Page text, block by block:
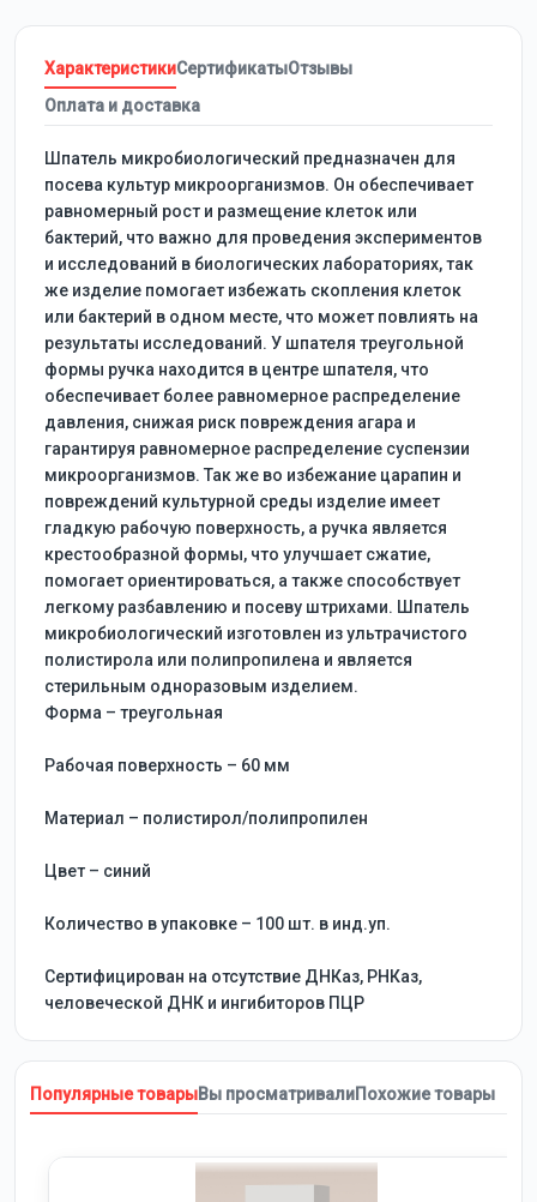
ХарактеристикиСертификатыОтзывы
Оплата и доставка
Шпатель микробиологический предназначен для
посева культур микроорганизмов. Он обеспечивает
равномерный рост и размещение клеток или
бактерий, что важно для проведения экспериментов
и исследований в биологических лабораториях, так
же изделие помогает избежать скопления клеток
или бактерий в одном месте, что может повлиять на
результаты исследований. У шпателя треугольной
формы ручка находится в центре шпателя, что
обеспечивает более равномерное распределение
давления, снижая риск повреждения агара и
гарантируя равномерное распределение суспензии
микроорганизмов. Так же во избежание царапин и
повреждений культурной среды изделие имеет
гладкую рабочую поверхность, а ручка является
крестообразной формы, что улучшает сжатие,
помогает ориентироваться, а также способствует
легкому разбавлению и посеву штрихами. Шпатель
микробиологический изготовлен из ультрачистого
полистирола или полипропилена и является
стерильным одноразовым изделием.
Форма – треугольная
Рабочая поверхность – 60 мм
Материал – полистирол/полипропилен
Цвет – синий
Количество в упаковке – 100 шт. в инд.уп.
Сертифицирован на отсутствие ДНКаз, РНКаз,
человеческой ДНК и ингибиторов ПЦР
Популярные товарыВы просматривалиПохожие товары